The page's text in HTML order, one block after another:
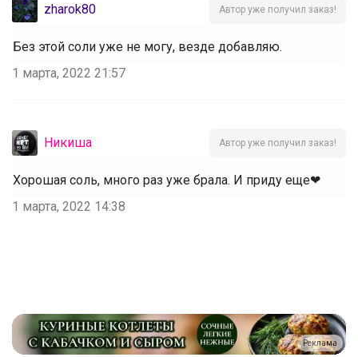
zharok80 Автор уже получил заказ!
Без этой соли уже не могу, везде добавляю.
1 марта, 2022 21:57
Никиша Автор уже получил заказ!
Хорошая соль, много раз уже брала. И приду еще❤
1 марта, 2022 14:38
Реклама